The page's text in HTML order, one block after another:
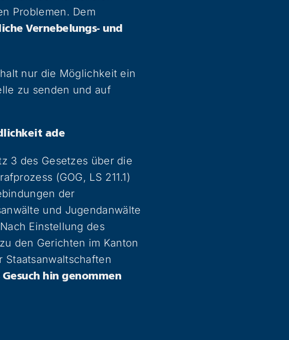
Problemen. Dem
Vernebelungs- und
nur die Möglichkeit ein
zu senden und auf
ade
3 des Gesetzes über die
(GOG, LS 211.1)
der
und Jugendanwälte
Einstellung des
den Gerichten im Kanton
hin genommen